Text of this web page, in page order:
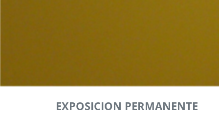
EXPOSICION PERMANENTE